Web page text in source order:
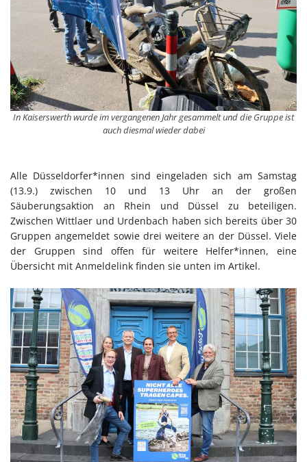
In Kaiserswerth wurde im vergangenen Jahr gesammelt und die Gruppe ist
auch diesmal wieder dabei
Alle Düsseldorfer*innen sind eingeladen sich am Samstag
(13.9.) zwischen 10 und 13 Uhr an der großen
Säuberungsaktion an Rhein und Düssel zu beteiligen.
Zwischen Wittlaer und Urdenbach haben sich bereits über 30
Gruppen angemeldet sowie drei weitere an der Düssel. Viele
der Gruppen sind offen für weitere Helfer*innen, eine
Übersicht mit Anmeldelink finden sie unten im Artikel.